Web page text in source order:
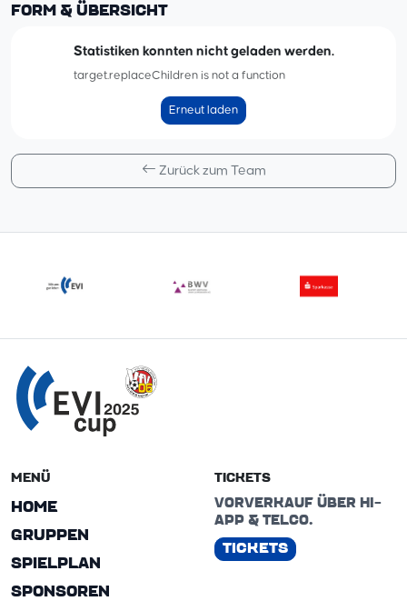
FORM & ÜBERSICHT
Statistiken konnten nicht geladen werden.
target.replaceChildren is not a function
Erneut laden
Zurück zum Team
MENÜ
HOME
GRUPPEN
SPIELPLAN
SPONSOREN
TICKETS
VORVERKAUF ÜBER HI-
APP & TELCO.
TICKETS